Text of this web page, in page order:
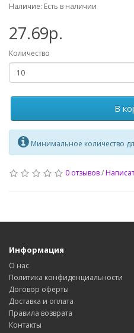
Наличие: Есть в наличии
27.69р.
Количество
В
Минимальное количество
0 отзывов/
Информация
О нас
Политика конфиденциальности
Договор оферты
Доставка и оплата
Правила возврата
Контакты